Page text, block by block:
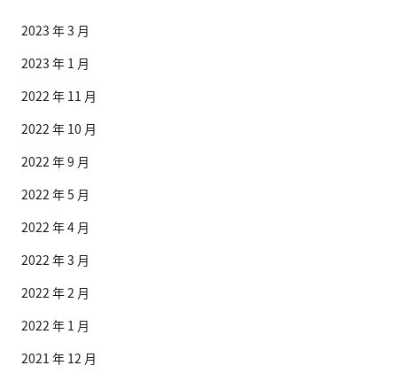
2023 年 3 月
2023 年 1 月
2022 年 11 月
2022 年 10 月
2022 年 9 月
2022 年 5 月
2022 年 4 月
2022 年 3 月
2022 年 2 月
2022 年 1 月
2021 年 12 月